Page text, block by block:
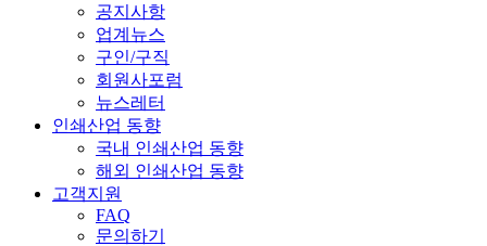
공지사항
업계뉴스
구인/구직
회원사포럼
뉴스레터
인쇄산업 동향
국내 인쇄산업 동향
해외 인쇄산업 동향
고객지원
FAQ
문의하기